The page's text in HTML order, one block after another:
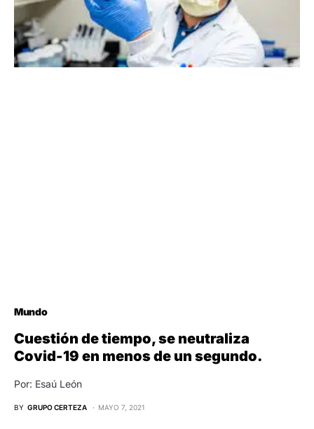
Mundo
Cuestión de tiempo, se neutraliza
Covid-19 en menos de un segundo.
Por: Esaú León
BY GRUPO CERTEZA MAYO 7, 2021